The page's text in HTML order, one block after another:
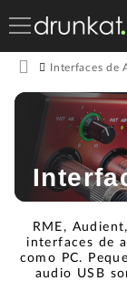
Interfaces de
RME,
interfaces de
como PC.
audio USB